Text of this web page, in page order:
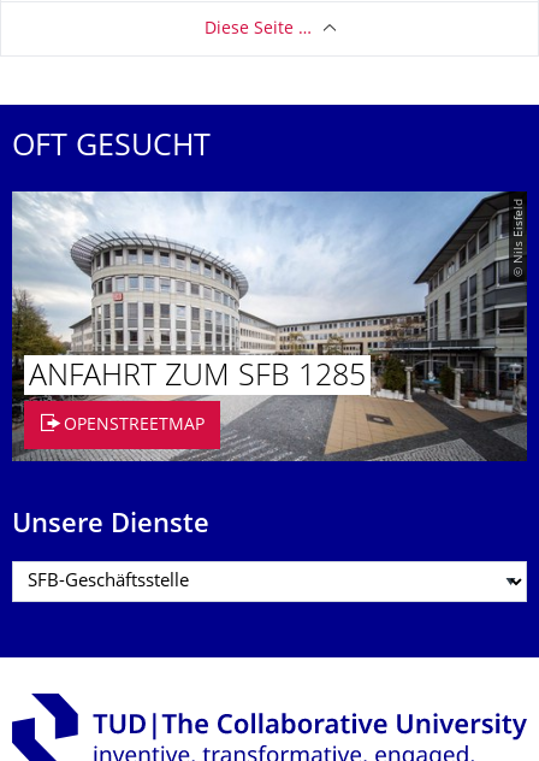
Diese Seite …
OFT GESUCHT
© Nils Eisfeld
ANFAHRT ZUM SFB 1285
OPENSTREETMAP
Unsere Dienste